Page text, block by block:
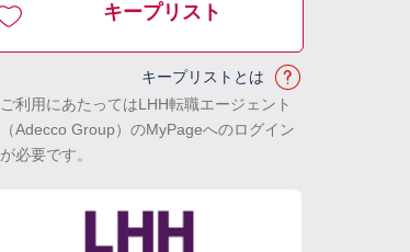
キープリスト
キープリストとは
ご利用にあたってはLHH転職エージェント
（Adecco Group）のMyPageへのログイン
が必要です。